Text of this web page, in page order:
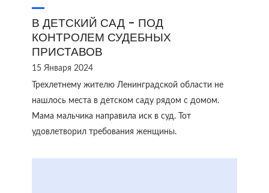
В ДЕТСКИЙ САД - ПОД
КОНТРОЛЕМ СУДЕБНЫХ
ПРИСТАВОВ
15 Января 2024
Трехлетнему жителю Ленинградской области не
нашлось места в детском саду рядом с домом.
Мама мальчика направила иск в суд. Тот
удовлетворил требования женщины.